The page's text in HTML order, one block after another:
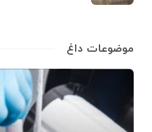
موضوعات داغ